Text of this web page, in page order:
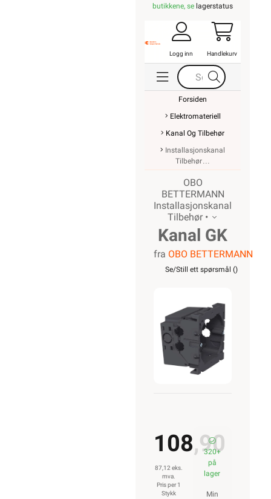
butikkene, se lagerstatus
Logg inn Handlekurv
Forsiden
Elektromateriell
Kanal Og Tilbehør
Installasjonskanal
Tilbehør
OBO
BETTERMANN
Installasjonskanal
Tilbehør •
Kanal GK
Adapter
u/ramme
Enkel
Stikkontakt
OBO
fra OBO BETTERMANN
Se/Still ett spørsmål ()
108,90
87,12 eks.
mva.
Pris per 1
Stykk
320+
på
lager
Min